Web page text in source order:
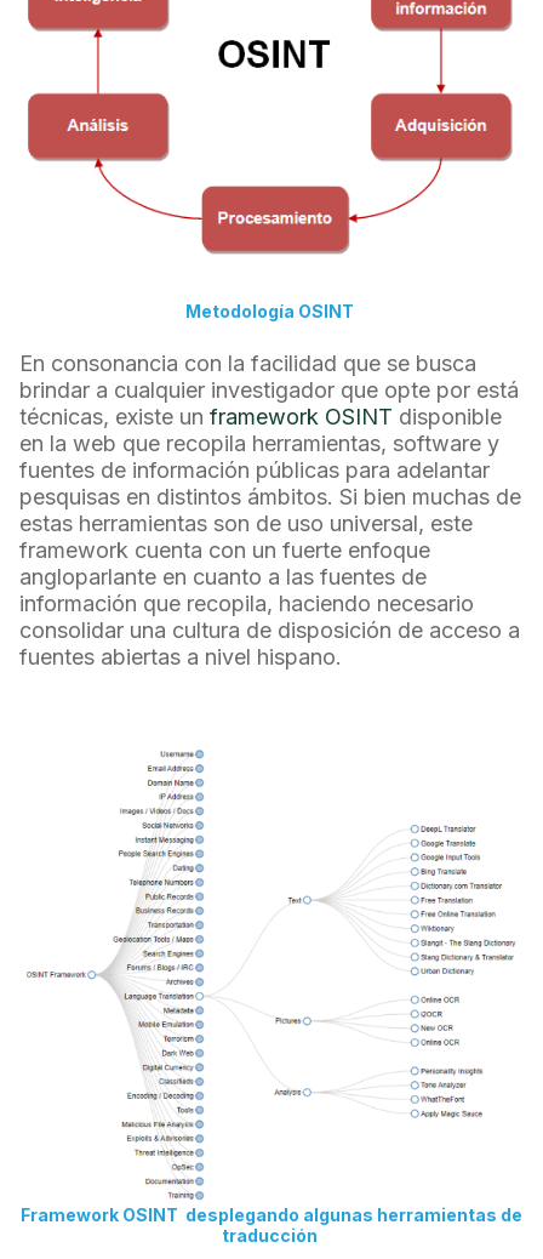
Metodología OSINT
En consonancia con la facilidad que se busca
brindar a cualquier investigador que opte por está
técnicas, existe un framework OSINT disponible
en la web que recopila herramientas, software y
fuentes de información públicas para adelantar
pesquisas en distintos ámbitos. Si bien muchas de
estas herramientas son de uso universal, este
framework cuenta con un fuerte enfoque
angloparlante en cuanto a las fuentes de
información que recopila, haciendo necesario
consolidar una cultura de disposición de acceso a
fuentes abiertas a nivel hispano.
Framework OSINT desplegando algunas herramientas de
traducción